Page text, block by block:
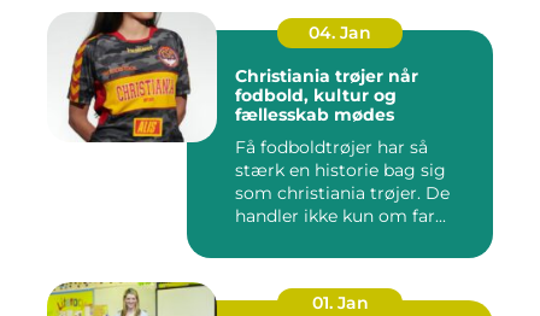
04. Jan
Christiania trøjer når
fodbold, kultur og
fællesskab mødes
Få fodboldtrøjer har så
stærk en historie bag sig
som christiania trøjer. De
handler ikke kun om far...
01. Jan